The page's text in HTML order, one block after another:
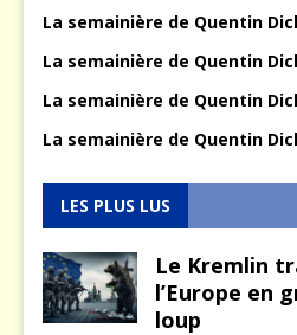
La semainière de Quentin
La semainière de Quentin
La semainière de Quentin
La semainière de Quentin
LES PLUS LUS
Le Kremlin
l’Europe en
loup